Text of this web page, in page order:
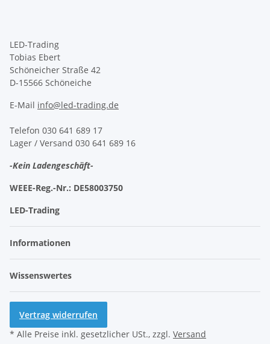
LED-Trading
Tobias Ebert
Schöneicher Straße 42
D-15566 Schöneiche
E-Mail info@led-trading.de
Telefon 030 641 689 17
Lager / Versand 030 641 689 16
-Kein Ladengeschäft-
WEEE-Reg.-Nr.: DE58003750
LED-Trading
Informationen
Wissenswertes
Vertrag widerrufen
* Alle Preise inkl. gesetzlicher USt., zzgl. Versand